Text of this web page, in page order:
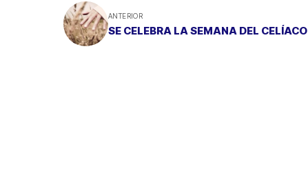
ANTERIOR
SE CELEBRA LA SEMANA DEL CELÍACO